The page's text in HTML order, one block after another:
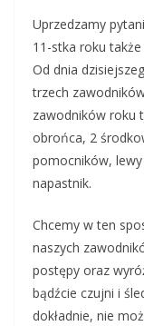
Uprzedzamy
11-stka roku
Od dnia
trzech
zawodników roku
obrońca, 2
pomocników,
napastnik.
Chcemy w ten
naszych
postępy oraz
bądźcie czujni i
dokładnie, nie